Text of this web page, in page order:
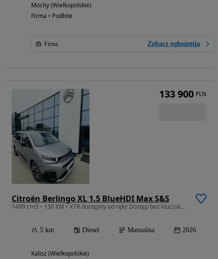
Mochy (Wielkopolskie)
Firma • Podbite
Firma Zobacz ogłoszenia
Citroën Berlingo XL 1.5 BlueHDI Max S&S
1499 cm3 • 130 KM • XTR dostępny od ręki! Dostęp bez kluczykowy! Kamera cofania! Hak!
5 km Diesel Manualna 2026
Kalisz (Wielkopolskie)
133 900 PLN